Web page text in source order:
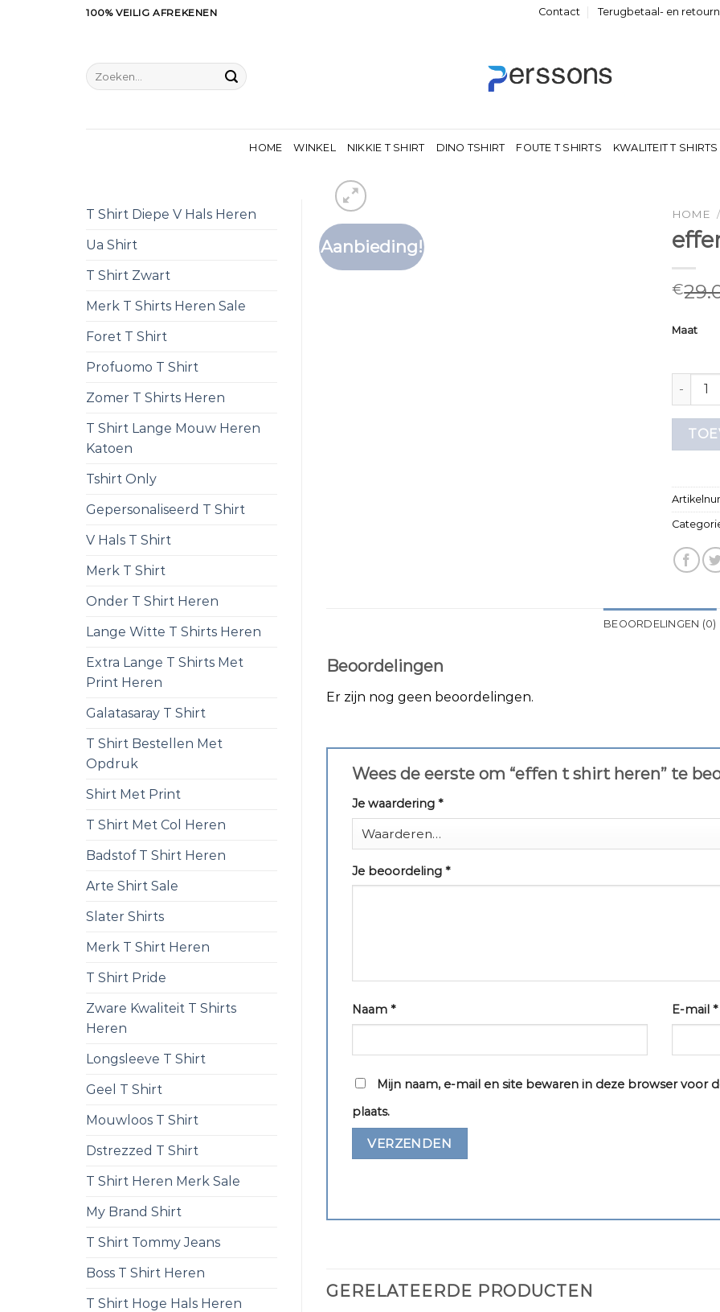
100% VEILIG AFREKENEN Contact Terugbetaal- en
Zoeken
naar:
HOME WINKEL NIKKIE T SHIRT DINO TSHIRT FOUTE T SHIRTS KWALITEIT T SHIRTS
T Shirt Diepe V Hals Heren
Ua Shirt
T Shirt Zwart
Merk T Shirts Heren Sale
Foret T Shirt
Profuomo T Shirt
Zomer T Shirts Heren
T Shirt Lange Mouw Heren
Katoen
Tshirt Only
Gepersonaliseerd T Shirt
V Hals T Shirt
Merk T Shirt
Onder T Shirt Heren
Lange Witte T Shirts Heren
Extra Lange T Shirts Met
Print Heren
Galatasaray T Shirt
T Shirt Bestellen Met
Opdruk
Shirt Met Print
T Shirt Met Col Heren
Badstof T Shirt Heren
Arte Shirt Sale
Slater Shirts
Merk T Shirt Heren
T Shirt Pride
Zware Kwaliteit T Shirts
Heren
Longsleeve T Shirt
Geel T Shirt
Mouwloos T Shirt
Dstrezzed T Shirt
T Shirt Heren Merk Sale
My Brand Shirt
T Shirt Tommy Jeans
Boss T Shirt Heren
T Shirt Hoge Hals Heren
Aanbieding!
HOME /
€
Maat
effen t
BEOORDELINGEN (0)
Beoordelingen
Er zijn nog geen beoordelingen.
Wees de eerste om “effen t shirt heren” te
Je waardering *
Je beoordeling *
Naam * E-mail*
Mijn naam, e-mail en site bewaren in deze browser voor
plaats.
GERELATEERDE PRODUCTEN